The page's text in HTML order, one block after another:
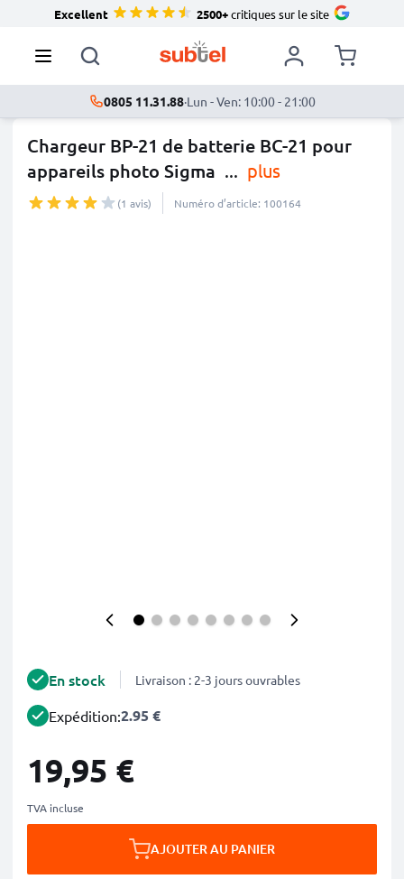
Excellent 2500+critiques sur le site
0805 11.31.88·Lun - Ven: 10:00 - 21:00
Chargeur BP-21 de batterie BC-21 pour
appareils photo Sigma ... plus
(1 avis) Numéro d’article: 100164
En stock Livraison : 2-3 jours ouvrables
Expédition:2.95 €
19,95 €
TVA incluse
AJOUTER AU PANIER